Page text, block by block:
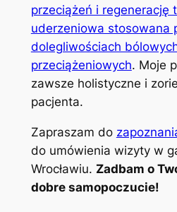
przeciążeń i regenerację
uderzeniowa stosowana
dolegliwościach
przeciążeniowych. Moje
zawsze holistyczne i
pacjenta.
Zapraszam do
do umówienia wizyty w
Wrocławiu. Zadbam o
dobre samopoczucie!